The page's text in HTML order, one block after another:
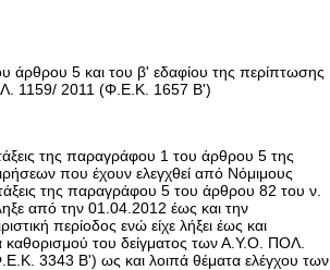
5 και του β' εδαφίου της περίπτωσης
1159/ 2011 (Φ.Ε.Κ. 1657 Β')
της παραγράφου 1 του άρθρου 5 της
που έχουν ελεγχθεί από Νόμιμους
της παραγράφου 5 του άρθρου 82 του ν.
από την 01.04.2012 έως και την
περίοδος ενώ είχε λήξει έως και
καθορισμού του δείγματος των Α.Υ.Ο. ΠΟΛ.
3343 Β') ως και λοιπά θέματα ελέγχου των